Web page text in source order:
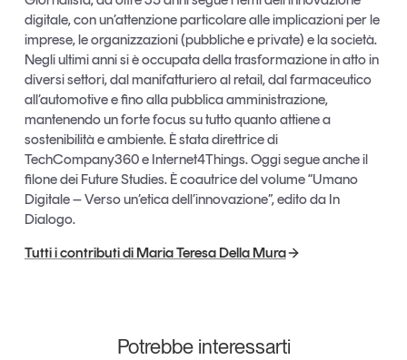
digitale, con un’attenzione particolare alle implicazioni per le
imprese, le organizzazioni (pubbliche e private) e la società.
Negli ultimi anni si è occupata della trasformazione in atto in
diversi settori, dal manifatturiero al retail, dal farmaceutico
all’automotive e fino alla pubblica amministrazione,
mantenendo un forte focus su tutto quanto attiene a
sostenibilità e ambiente. È stata direttrice di
TechCompany360 e Internet4Things. Oggi segue anche il
filone dei Future Studies. È coautrice del volume “Umano
Digitale – Verso un’etica dell’innovazione”, edito da In
Dialogo.
Tutti i contributi di Maria Teresa Della Mura
Potrebbe interessarti